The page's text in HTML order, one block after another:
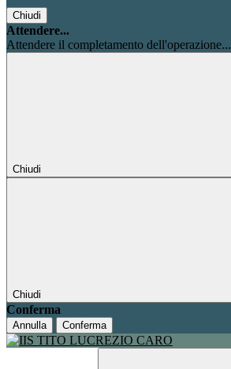
Chiudi
Attendere...
Attendere il completamento dell'operazione...
Chiudi
Chiudi
Conferma
Annulla Conferma